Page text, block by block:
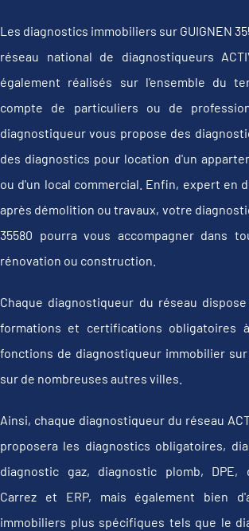
Les diagnostics immobiliers sur GUIGNEN
réseau national de diagnostiqueurs
également réalisés sur l'ensemble du
compte de particuliers ou de
diagnostiqueur vous propose des
des diagnostics pour location d'un
ou d'un local commercial. Enfin, expert en
après démolition ou travaux, votre
35580 pourra vous accompagner dans
rénovation ou construction.
Chaque diagnostiqueur du réseau
formations et certifications obligatoires
fonctions de diagnostiqueur immobilier sur
sur de nombreuses autres villes.
Ainsi, chaque diagnostiqueur du réseau
proposera les diagnostics obligatoires,
diagnostic gaz, diagnostic plomb, DPE,
Carrez et ERP, mais également bien
immobiliers plus spécifiques tels que le